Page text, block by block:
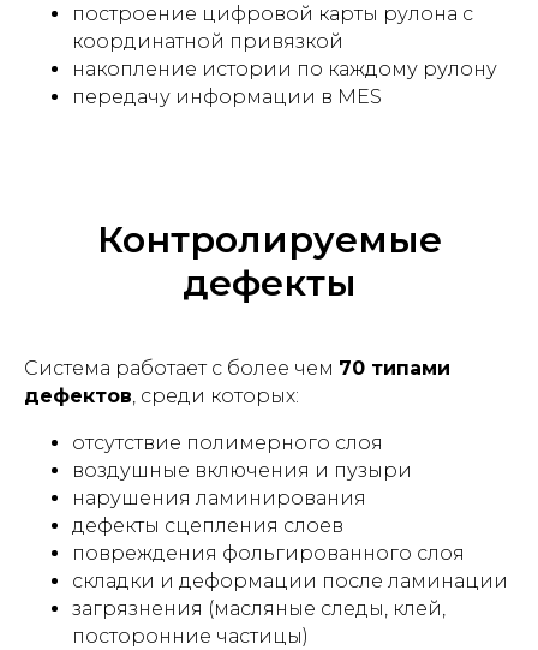
построение цифровой карты рулона с
координатной привязкой
накопление истории по каждому рулону
передачу информации в MES
Контролируемые
дефекты
Система работает с более чем 70 типами
дефектов, среди которых:
отсутствие полимерного слоя
воздушные включения и пузыри
нарушения ламинирования
дефекты сцепления слоев
повреждения фольгированного слоя
складки и деформации после ламинации
загрязнения (масляные следы, клей,
посторонние частицы)